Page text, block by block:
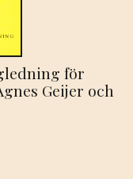
för
Geijer och